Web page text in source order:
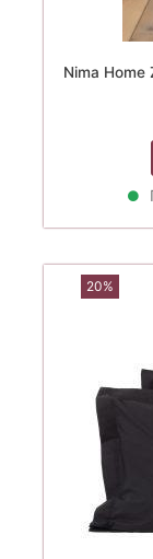
Nima
20%